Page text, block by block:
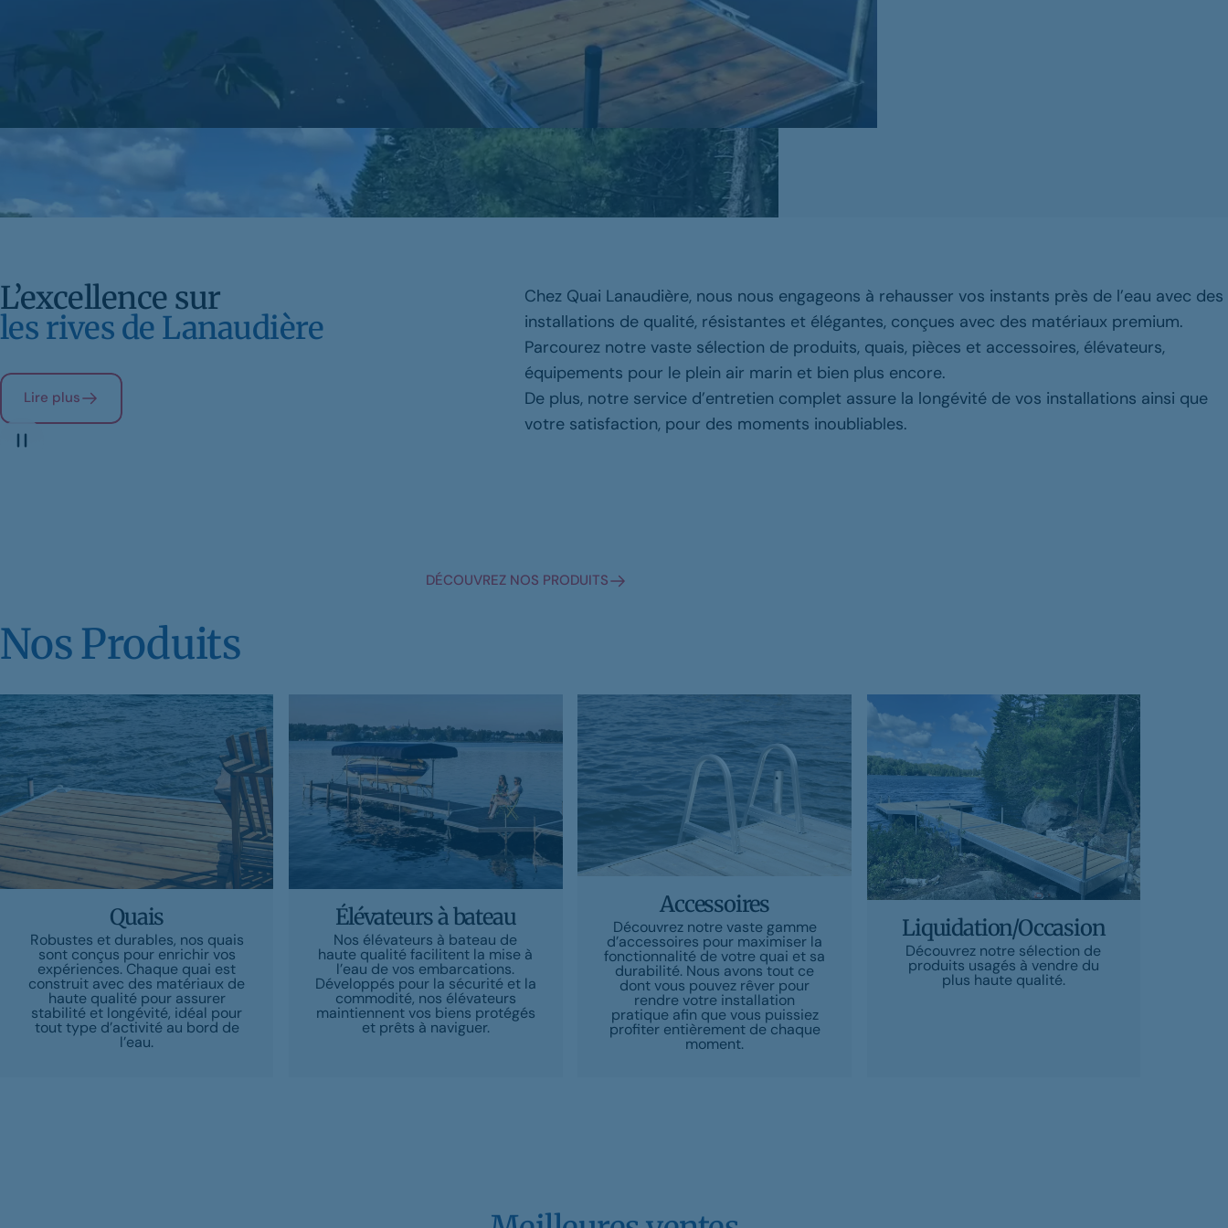
Qualité et durabilité au bord de l'eau
DÉCOUVREZ NOS PRODUITS
L’excellence sur
les rives de Lanaudière
Lire plus
Chez Quai Lanaudière, nous nous engageons à rehausser vos instants près de l’eau avec des
installations de qualité, résistantes et élégantes, conçues avec des matériaux premium.
Parcourez notre vaste sélection de produits, quais, pièces et accessoires, élévateurs,
équipements pour le plein air marin et bien plus encore.
De plus, notre service d’entretien complet assure la longévité de vos installations ainsi que
votre satisfaction, pour des moments inoubliables.
Nos Produits
Quais
Robustes et durables, nos quais
sont conçus pour enrichir vos
expériences. Chaque quai est
construit avec des matériaux de
haute qualité pour assurer
stabilité et longévité, idéal pour
tout type d’activité au bord de
l’eau.
Élévateurs à bateau
Nos élévateurs à bateau de
haute qualité facilitent la mise à
l’eau de vos embarcations.
Développés pour la sécurité et la
commodité, nos élévateurs
maintiennent vos biens protégés
et prêts à naviguer.
Accessoires
Découvrez notre vaste gamme
d’accessoires pour maximiser la
fonctionnalité de votre quai et sa
durabilité. Nous avons tout ce
dont vous pouvez rêver pour
rendre votre installation
pratique afin que vous puissiez
profiter entièrement de chaque
moment.
Liquidation/Occasion
Découvrez notre sélection de
produits usagés à vendre du
plus haute qualité.